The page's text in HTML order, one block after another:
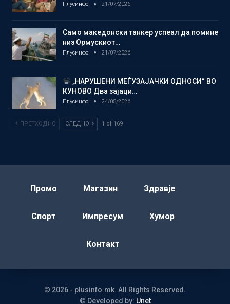
Плусинфо 21/07/2026
Само македонски танкер успеал да помине
низ Ормускиот…
Плусинфо 21/07/2026
„НАРУШЕНИ МЕЃУЗАЈАЧКИ ОДНОСИ“ ВО
КУНОВО Два зајаци…
Плусинфо 24/05/2026
ПРЕТХОДНО СЛЕДНО 1 of 169
Промо Магазин Здравје
Спорт Импресум Хумор
Контакт
© 2026 - plusinfo.mk. All Rights Reserved.
© Developed by: Unet